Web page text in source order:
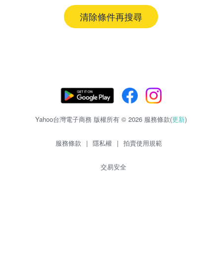
清除條件再搜尋
Yahoo台灣電子商務 版權所有 © 2026 服務條款(更新)
服務條款 | 隱私權 | 拍賣使用規範
交易安全